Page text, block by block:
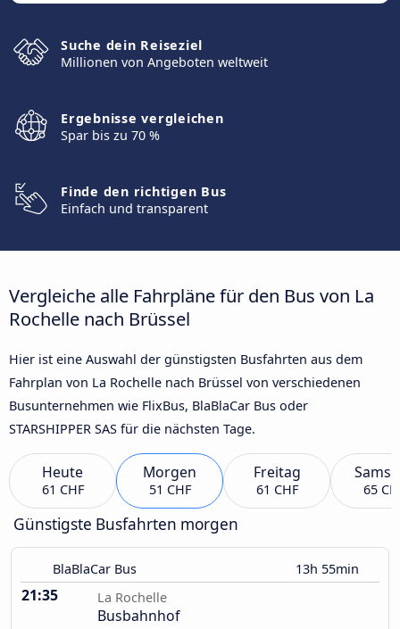
Suche dein Reiseziel
Millionen von Angeboten weltweit
Ergebnisse vergleichen
Spar bis zu 70 %
Finde den richtigen Bus
Einfach und transparent
Vergleiche alle Fahrpläne für den Bus von La
Rochelle nach Brüssel
Hier ist eine Auswahl der günstigsten Busfahrten aus dem
Fahrplan von La Rochelle nach Brüssel von verschiedenen
Busunternehmen wie FlixBus, BlaBlaCar Bus oder
STARSHIPPER SAS für die nächsten Tage.
Heute
61 CHF
Morgen
51 CHF
Freitag
61 CHF 65
Günstigste Busfahrten morgen
BlaBlaCar Bus 13h 55min
21:35 La Rochelle
Busbahnhof